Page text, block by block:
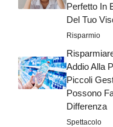
Perfetto In
Del Tuo
Risparmio
Addio Alla
Piccoli
Possono
Differenza
Spettacolo